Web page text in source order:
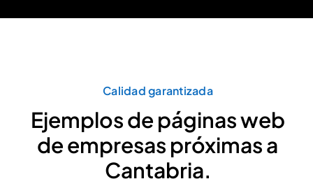
Calidad garantizada
Ejemplos de páginas web
de empresas próximas a
Cantabria.